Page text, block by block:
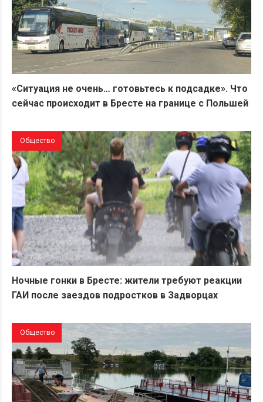
«Ситуация не очень… готовьтесь к подсадке». Что
сейчас происходит в Бресте на границе с Польшей
Общество
Ночные гонки в Бресте: жители требуют реакции
ГАИ после заездов подростков в Задворцах
Общество